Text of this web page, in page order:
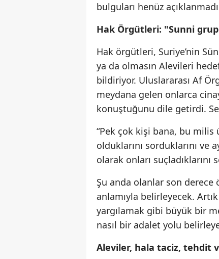
bulguları henüz
Hak Örgütleri: "Sunni
Hak örgütleri, Suriye’nin
ya da olmasın Alevileri
bildiriyor. Uluslararası Af
meydana gelen onlarca
konuştuğunu dile getirdi.
“Pek çok kişi bana, bu
olduklarını sorduklarını ve
olarak onları suçladıklarını
Şu anda olanlar son
anlamıyla belirleyecek.
yargılamak gibi büyük bir
nasıl bir adalet yolu
Aleviler, hala taciz, tehdit